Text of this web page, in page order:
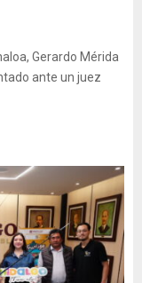
Gerardo Mérida
ante un juez